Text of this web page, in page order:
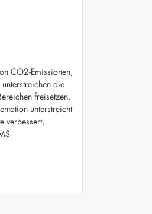
CO2-Emissionen,
die
freisetzen.
unterstreicht
verbessert,